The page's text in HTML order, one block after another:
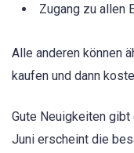
Zugang zu allen
Alle anderen können
kaufen und dann
Gute Neuigkeiten
Juni erscheint die